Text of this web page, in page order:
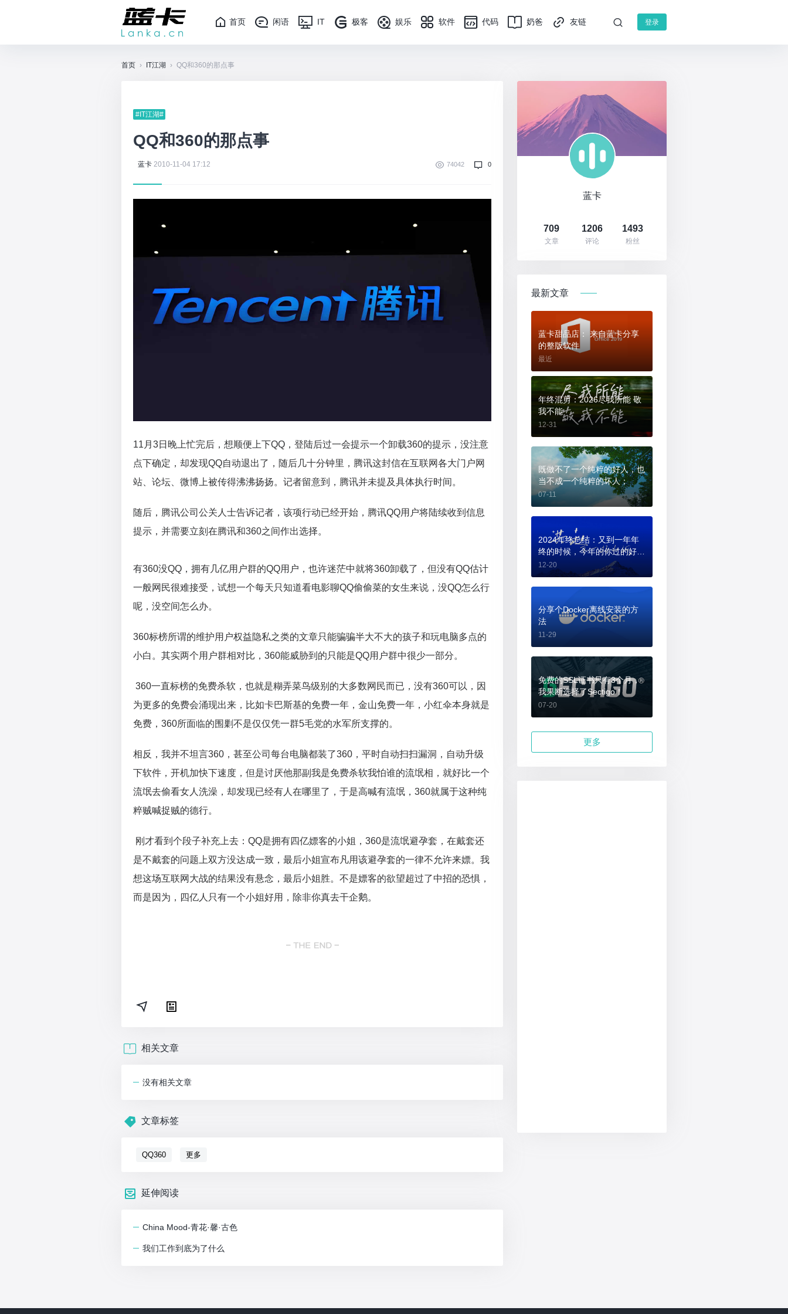
首页 闲语 IT 极客 娱乐 软件 代码 奶爸 友链 登录
首页 › IT江湖 › QQ和360的那点事
#IT江湖#
QQ和360的那点事
蓝卡 2010-11-04 17:12 74042 0
11月3日晚上忙完后，想顺便上下QQ，登陆后过一会提示一个卸载360的提示，没注意
点下确定，却发现QQ自动退出了，随后几十分钟里，腾讯这封信在互联网各大门户网
站、论坛、微博上被传得沸沸扬扬。记者留意到，腾讯并未提及具体执行时间。
随后，腾讯公司公关人士告诉记者，该项行动已经开始，腾讯QQ用户将陆续收到信息
提示，并需要立刻在腾讯和360之间作出选择。
有360没QQ，拥有几亿用户群的QQ用户，也许迷茫中就将360卸载了，但没有QQ估计
一般网民很难接受，试想一个每天只知道看电影聊QQ偷偷菜的女生来说，没QQ怎么行
呢，没空间怎么办。
360标榜所谓的维护用户权益隐私之类的文章只能骗骗半大不大的孩子和玩电脑多点的
小白。其实两个用户群相对比，360能威胁到的只能是QQ用户群中很少一部分。
360一直标榜的免费杀软，也就是糊弄菜鸟级别的大多数网民而已，没有360可以，因
为更多的免费会涌现出来，比如卡巴斯基的免费一年，金山免费一年，小红伞本身就是
免费，360所面临的围剿不是仅仅凭一群5毛党的水军所支撑的。
相反，我并不坦言360，甚至公司每台电脑都装了360，平时自动扫扫漏洞，自动升级
下软件，开机加快下速度，但是讨厌他那副我是免费杀软我怕谁的流氓相，就好比一个
流氓去偷看女人洗澡，却发现已经有人在哪里了，于是高喊有流氓，360就属于这种纯
粹贼喊捉贼的德行。
刚才看到个段子补充上去：QQ是拥有四亿嫖客的小姐，360是流氓避孕套，在戴套还
是不戴套的问题上双方没达成一致，最后小姐宣布凡用该避孕套的一律不允许来嫖。我
想这场互联网大战的结果没有悬念，最后小姐胜。不是嫖客的欲望超过了中招的恐惧，
而是因为，四亿人只有一个小姐好用，除非你真去干企鹅。
相关文章
没有相关文章
文章标签
QQ360 更多
延伸阅读
China Mood-青花·馨·古色
我们工作到底为了什么
蓝卡
709
文章
1206
评论
1493
粉丝
最新文章
蓝卡甜品店： 来自蓝卡分享
的整版软件
最近
年终混剪：2026尽我所能 敬
我不能
12-31
既做不了一个纯粹的好人，也
当不成一个纯粹的坏人；
07-11
2024年终总结：又到一年年
终的时候，今年的你过的好
吗？
12-20
分享个Docker离线安装的方
法
11-29
免费的SSL证书只有3个月，
我果断选择了Sectigo！
07-20
更多